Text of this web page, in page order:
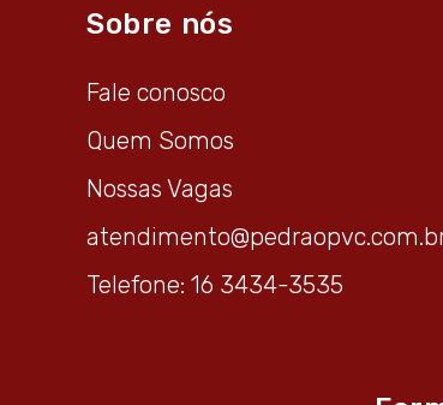
Sobre nós
Fale conosco
Quem Somos
Nossas Vagas
Telefone: 16 3434-3535